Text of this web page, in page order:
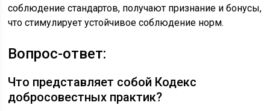
соблюдение стандартов, получают признание и бонусы,
что стимулирует устойчивое соблюдение норм.
Вопрос-ответ:
Что представляет собой Кодекс
добросовестных практик?